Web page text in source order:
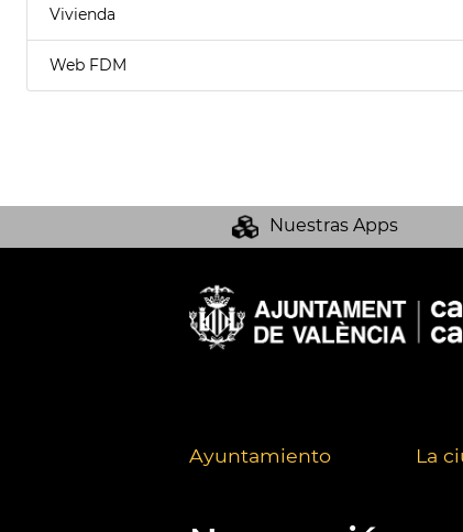
Vivienda
Web FDM
Nuestras Apps
Ayuntamiento La